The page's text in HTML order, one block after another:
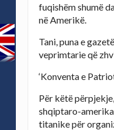
fuqishëm shumë
në Amerikë.
Tani, puna e
veprimtarie që
‘Konventa e
Për këtë
shqiptaro-
titanike për